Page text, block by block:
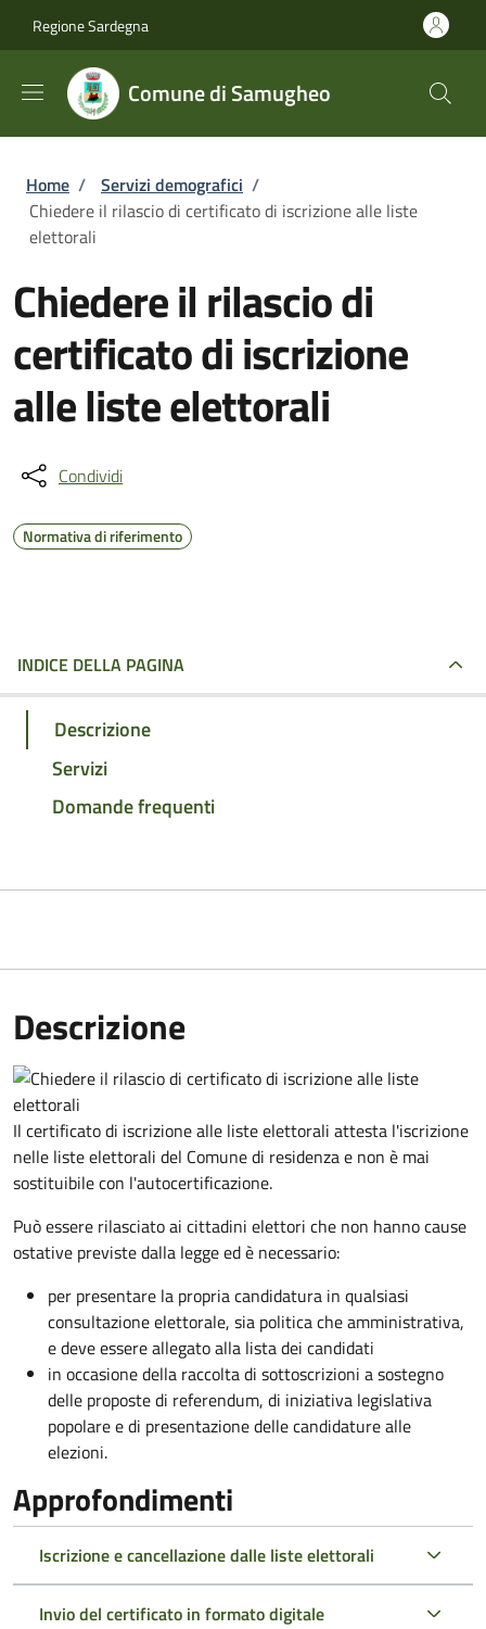
Regione Sardegna
Comune di Samugheo
Briciole di pane
Home / Servizi demografici /
Chiedere il rilascio di certificato di iscrizione alle liste
elettorali
Chiedere il rilascio di
certificato di iscrizione
alle liste elettorali
Condividi
Normativa di riferimento
INDICE DELLA PAGINA
Descrizione
Servizi
Domande frequenti
Descrizione
Il certificato di iscrizione alle liste elettorali attesta l'iscrizione
nelle liste elettorali del Comune di residenza e non è mai
sostituibile con l'autocertificazione.
Può essere rilasciato ai cittadini elettori che non hanno cause
ostative previste dalla legge ed è necessario:
per presentare la propria candidatura in qualsiasi
consultazione elettorale, sia politica che amministrativa,
e deve essere allegato alla lista dei candidati
in occasione della raccolta di sottoscrizioni a sostegno
delle proposte di referendum, di iniziativa legislativa
popolare e di presentazione delle candidature alle
elezioni.
Approfondimenti
Iscrizione e cancellazione dalle liste elettorali
Invio del certificato in formato digitale